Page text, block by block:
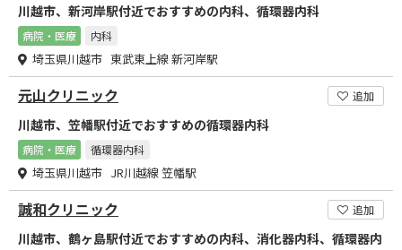
川越市、新河岸駅付近でおすすめの内科、循環器内科
病院・医療 内科
埼玉県川越市 東武東上線 新河岸駅
元山クリニック 追加
川越市、笠幡駅付近でおすすめの循環器内科
病院・医療 循環器内科
埼玉県川越市 JR川越線 笠幡駅
誠和クリニック 追加
川越市、鶴ヶ島駅付近でおすすめの内科、消化器内科、循環器内